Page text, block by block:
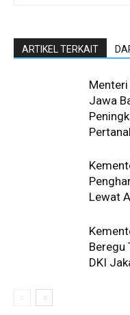
ARTIKEL TERKAIT
Menteri
Jawa
Lewat
Beregu
DKI